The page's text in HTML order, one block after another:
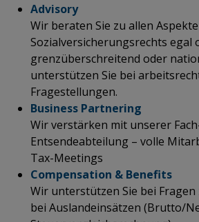
Advisory
Wir beraten Sie zu allen
Sozialversicherungsrechts egal
grenzüberschreitend oder
unterstützen Sie bei
Fragestellungen.
Business Partnering
Wir verstärken mit unserer
Entsendeabteilung – volle
Tax-Meetings
Compensation & Benefits
Wir unterstützen Sie bei
bei Auslandeinsätzen (Brutto/